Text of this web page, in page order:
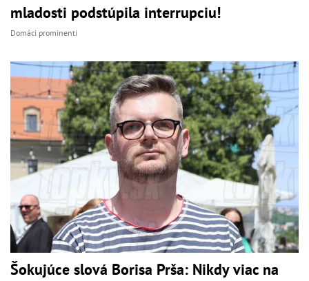
mladosti podstúpila interrupciu!
Domáci prominenti
Šokujúce slová Borisa Prša: Nikdy viac na